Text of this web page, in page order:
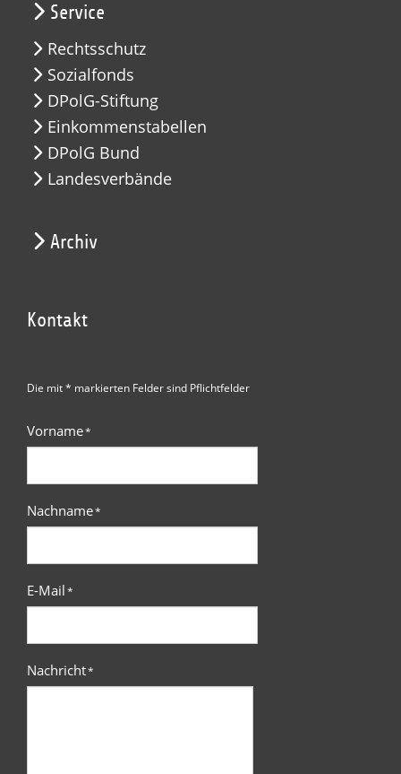
Service
Rechtsschutz
Sozialfonds
DPolG-Stiftung
Einkommenstabellen
DPolG Bund
Landesverbände
Archiv
Kontakt
Die mit * markierten Felder sind Pflichtfelder
Vorname*
Nachname*
E-Mail*
Nachricht*